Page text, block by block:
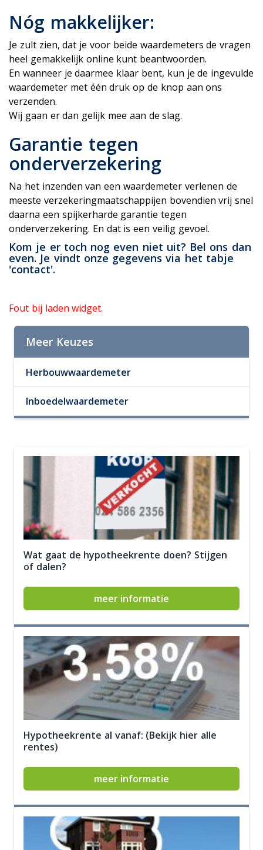
Nóg makkelijker:
Je zult zien, dat je voor beide waardemeters de vragen
heel gemakkelijk online kunt beantwoorden.
En wanneer je daarmee klaar bent, kun je de ingevulde
waardemeter met één druk op de knop aan ons
verzenden.
Wij gaan er dan gelijk mee aan de slag.
Garantie tegen
onderverzekering
Na het inzenden van een waardemeter verlenen de
meeste verzekeringmaatschappijen bovendien vrij snel
daarna een spijkerharde garantie tegen
onderverzekering. En dat is een veilig gevoel.
Kom je er toch nog even niet uit? Bel ons dan
even. Je vindt onze gegevens via het tabje
'contact'.
Fout bij laden widget.
Meer Keuzes
Herbouwwaardemeter
Inboedelwaardemeter
Wat gaat de hypotheekrente doen? Stijgen
of dalen?
meer informatie
Hypotheekrente al vanaf: (Bekijk hier alle
rentes)
meer informatie